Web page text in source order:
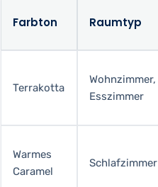
Farbton Raumtyp
Terrakotta
Wohnzimmer,
Esszimmer
Warmes
Caramel
Schlafzimmer